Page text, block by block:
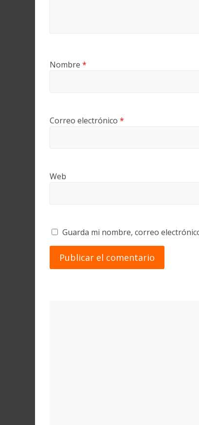
Nombre *
Correo electrónico *
Web
Guarda mi nombre, correo